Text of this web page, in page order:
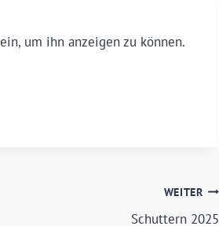
um ihn anzeigen zu können.
WEITER
Schuttern 2025